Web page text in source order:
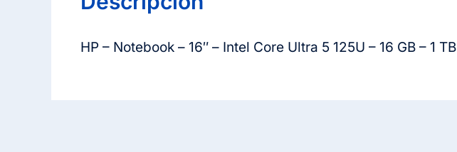
HP – Notebook – 16″ – Intel Core Ultra 5 125U – 16 GB – 1 TB